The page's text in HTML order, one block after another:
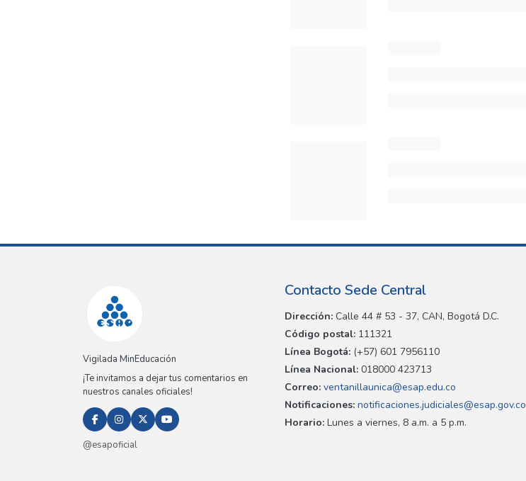
Vigilada MinEducación
¡Te invitamos a dejar tus comentarios en
nuestros canales oficiales!
@esapoficial
Contacto Sede Central
Dirección: Calle 44 # 53 - 37, CAN, Bogotá D.C.
Código postal: 111321
Línea Bogotá: (+57) 601 7956110
Línea Nacional: 018000 423713
Correo: ventanillaunica@esap.edu.co
Notificaciones: notificaciones.judiciales@esap.gov.co
Horario: Lunes a viernes, 8 a.m. a 5 p.m.